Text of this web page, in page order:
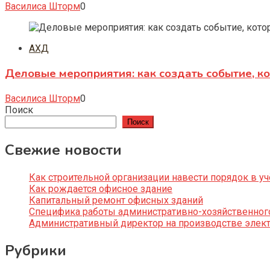
Василиса Шторм0
АХД
Деловые мероприятия: как создать событие,
Василиса Шторм0
Поиск
Поиск
Свежие новости
Как строительной организации навести порядок в
Как рождается офисное здание
Капитальный ремонт офисных зданий
Специфика работы административно-
Административный директор на производстве
Рубрики